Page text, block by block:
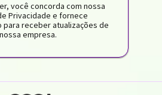
você concorda com nossa
Privacidade e fornece
receber atualizações de
nossa empresa.